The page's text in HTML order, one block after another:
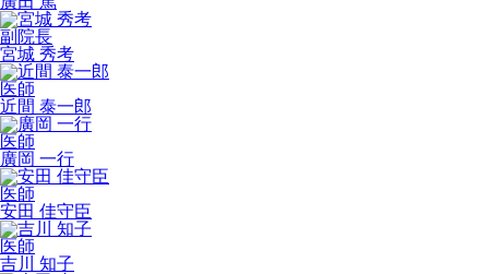
副院長
宮城 秀考
医師
近間 泰一郎
医師
廣岡 一行
医師
安田 佳守臣
医師
吉川 知子